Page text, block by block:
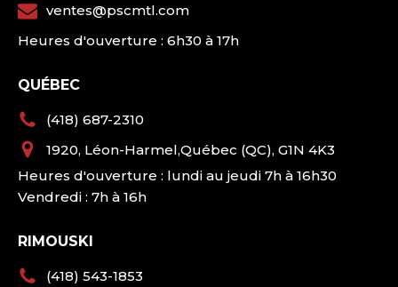
ventes@pscmtl.com
Heures d'ouverture : 6h30 à 17h
QUÉBEC
(418) 687-2310
1920, Léon-Harmel,Québec (QC), G1N 4K3
Heures d'ouverture : lundi au jeudi 7h à 16h30
Vendredi : 7h à 16h
RIMOUSKI
(418) 543-1853